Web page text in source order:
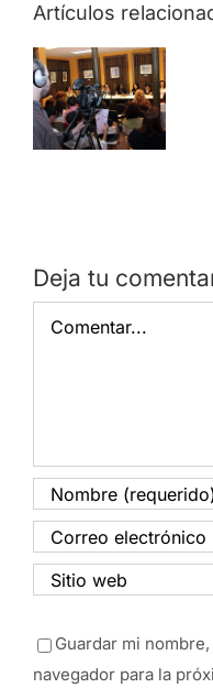
Artículos
Deja tu
Comentar
Guardar mi
navegador para la